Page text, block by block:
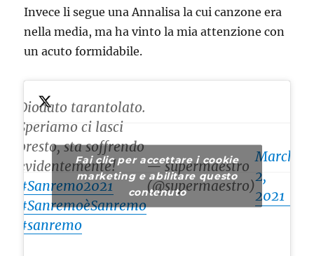
Invece li segue una Annalisa la cui canzone era
nella media, ma ha vinto la mia attenzione con
un acuto formidabile.
Diodato tarantolato.
Speriamo ci lasci
presto, sta soffrendo
evidentemente!
#Sanremo2021
#SanremoèSanremo
#sanremo
— supermaestro
(@supermaestro)
March
2,
2021
Fai clic per accettare i cookie
marketing e abilitare questo
contenuto